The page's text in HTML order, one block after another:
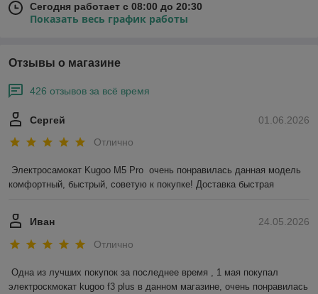
Сегодня работает с 08:00 до 20:30
Показать весь график работы
Отзывы о магазине
426 отзывов за всё время
01.06.2026
Сергей
Отлично
Электросамокат Kugoo M5 Pro  очень понравилась данная модель
комфортный, быстрый, советую к покупке! Доставка быстрая
24.05.2026
Иван
Отлично
Одна из лучших покупок за последнее время , 1 мая покупал
электроскмокат kugoo f3 plus в данном магазине, очень понравилась